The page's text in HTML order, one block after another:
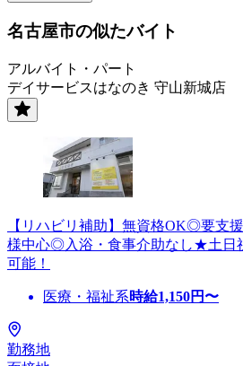
名古屋市の似たバイト
アルバイト・パート
デイサービスはなのき 守山新城店
【リハビリ補助】無資格OK◎要支
様中心◎入浴・食事介助なし★土日
可能！
医療・福祉系時給1,150円〜
勤務地